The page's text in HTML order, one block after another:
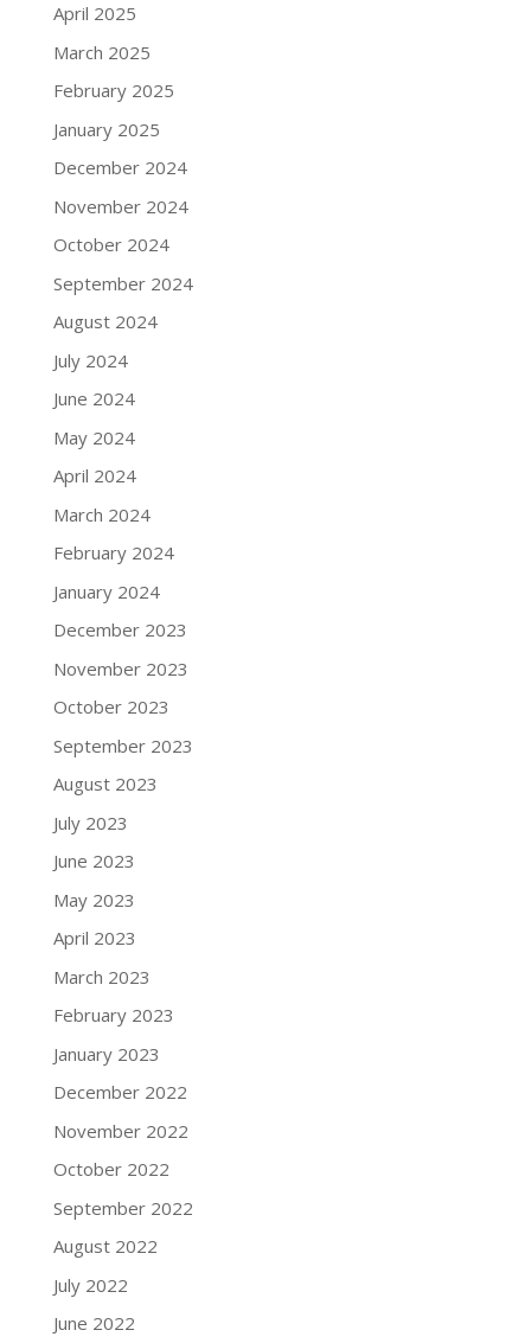
April 2025
March 2025
February 2025
January 2025
December 2024
November 2024
October 2024
September 2024
August 2024
July 2024
June 2024
May 2024
April 2024
March 2024
February 2024
January 2024
December 2023
November 2023
October 2023
September 2023
August 2023
July 2023
June 2023
May 2023
April 2023
March 2023
February 2023
January 2023
December 2022
November 2022
October 2022
September 2022
August 2022
July 2022
June 2022